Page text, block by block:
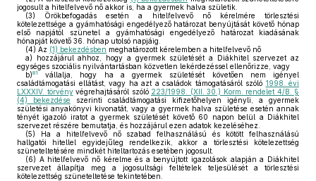
jogosult a hitelfelvevő nő akkor is, ha a gyermek halva születik.
(3) Örökbefogadás esetén a hitelfelvevő nő kérelmére törlesztési
kötelezettsége a gyámhatósági engedélyező határozat benyújtását követő hónap
első napjától szünetel a gyámhatósági engedélyező határozat kiadásának
hónapját követő 36. hónap utolsó napjáig.
(4) Az (1) bekezdésben meghatározott kérelemben a hitelfelvevő nő
a) hozzájárul ahhoz, hogy a gyermek születését a Diákhitel szervezet az
egységes szociális nyilvántartásban közvetlen lekérdezéssel ellenőrizze, vagy
b)81
vállalja, hogy ha a gyermek születését követően nem igényel
családtámogatási ellátást, vagy ha azt a családok támogatásáról szóló 1998. évi
LXXXIV. törvényvégrehajtásáról szóló 223/1998. (XII. 30.) Korm. rendelet 4/B. §
(4) bekezdése szerinti családtámogatási kifizetőhelyen igényli, a gyermek
születési anyakönyvi kivonatát, vagy a gyermek halva születése esetén annak
tényét igazoló iratot a gyermek születését követő 60 napon belül a Diákhitel
szervezet részére bemutatja, és hozzájárul ezen adatok kezeléséhez.
(5) Ha a hitelfelvevő nő szabad felhasználású és kötött felhasználású
hallgatói hitellel egyidejűleg rendelkezik, akkor a törlesztési kötelezettség
szüneteltetésére mindkét hiteltartozás esetében jogosult.
(6) A hitelfelvevő nő kérelme és a benyújtott igazolások alapján a Diákhitel
szervezet állapítja meg a jogosultsági feltételek teljesülését a törlesztési
kötelezettség szüneteltetése tekintetében.